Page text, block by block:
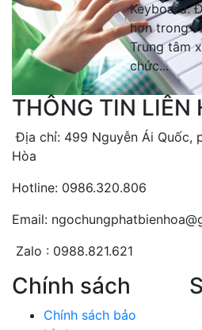
Keyboard.
hơn trong
Trung tâm
chức...
THÔNG TIN LIÊN
Địa chỉ: 499 Nguyễn Ái Quốc,
Hòa
Hotline: 0986.320.806
Email:
Zalo : 0988.821.621
Chính sách
Chính sách bảo